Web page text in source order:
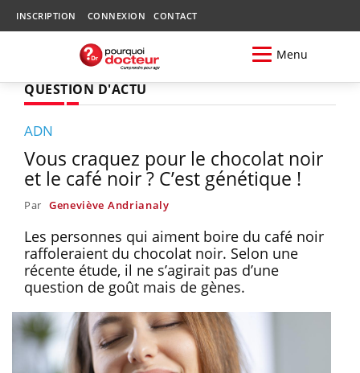
INSCRIPTION CONNEXION CONTACT
Menu
QUESTION D'ACTU
ADN
Vous craquez pour le chocolat noir
et le café noir ? C’est génétique !
Par Geneviève Andrianaly
Les personnes qui aiment boire du café noir
raffoleraient du chocolat noir. Selon une
récente étude, il ne s’agirait pas d’une
question de goût mais de gènes.